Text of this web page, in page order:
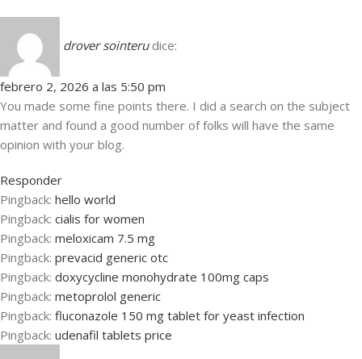
drover sointeru dice:
febrero 2, 2026 a las 5:50 pm
You made some fine points there. I did a search on the subject
matter and found a good number of folks will have the same
opinion with your blog.
Responder
Pingback: hello world
Pingback: cialis for women
Pingback: meloxicam 7.5 mg
Pingback: prevacid generic otc
Pingback: doxycycline monohydrate 100mg caps
Pingback: metoprolol generic
Pingback: fluconazole 150 mg tablet for yeast infection
Pingback: udenafil tablets price